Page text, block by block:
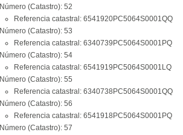
Número (Catastro): 52
Referencia catastral: 6541920PC5064S0001QQ
Número (Catastro): 53
Referencia catastral: 6340739PC5064S0001PQ
Número (Catastro): 54
Referencia catastral: 6541919PC5064S0001LQ
Número (Catastro): 55
Referencia catastral: 6340738PC5064S0001QQ
Número (Catastro): 56
Referencia catastral: 6541918PC5064S0001PQ
Número (Catastro): 57